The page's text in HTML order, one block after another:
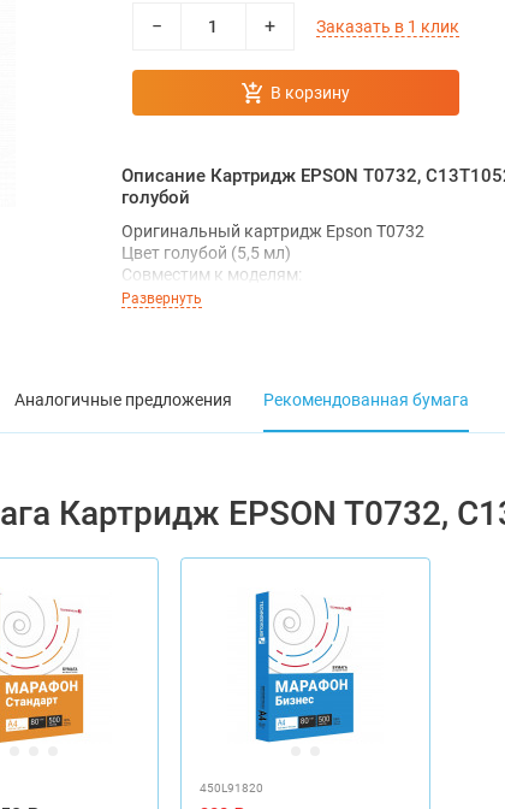
− + Заказать в 1 клик
В корзину
Описание Картридж EPSON T0732,
голубой
Оригинальный картридж Epson T0732
Цвет голубой (5,5 мл)
Совместим к моделям:
EPSON Stylus Photo R2880EPSON Stylus C79
EPSON Stylus CX6900F
EPSON Stylus CX7300
EPSON Stylus TX209
EPSON Stylus TX210
EPSON Stylus TX219
EPSON Stylus TX409
EPSON Stylus TX410
EPSON Stylus TX419
EPSON Stylus TX550W
EPSON Stylus Office T30
EPSON Stylus Office T40W
EPSON Stylus Office TX300F
Развернуть
Аналогичные предложения Рекомендованная бумага
Картридж EPSON T0732,
450L91820